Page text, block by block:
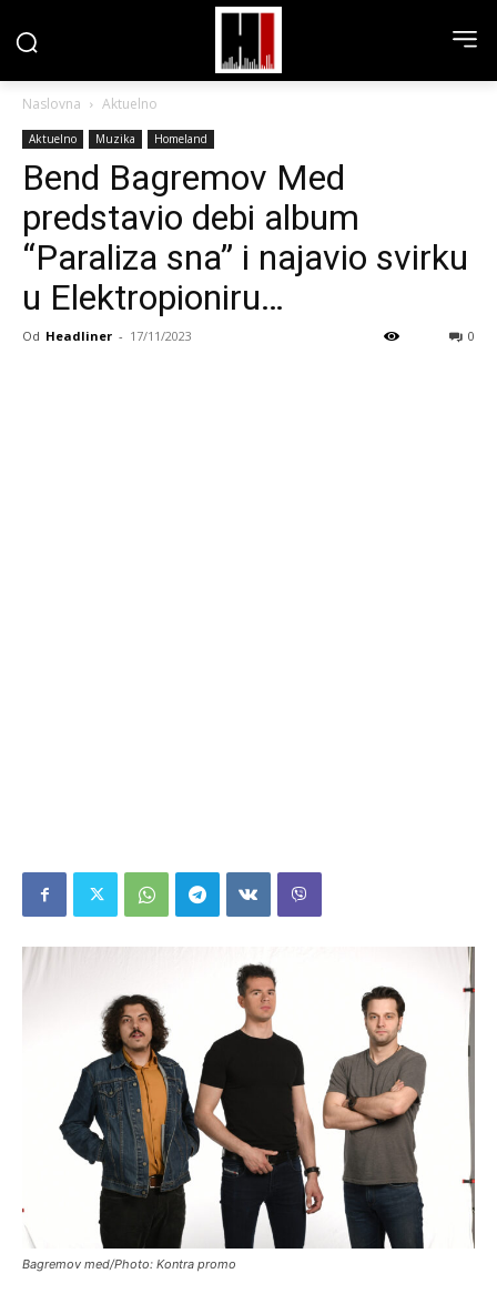
Naslovna Aktuelno
Aktuelno Muzika Homeland
Bend Bagremov Med
predstavio debi album
“Paraliza sna” i najavio svirku
u Elektropioniru…
Od Headliner - 17/11/2023 0
Bagremov med/Photo: Kontra promo